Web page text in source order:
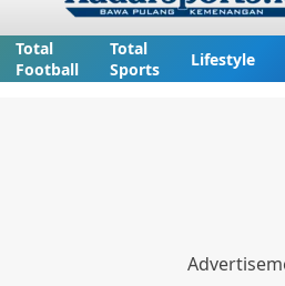
Total
Football
Total
Sports
Lifestyle